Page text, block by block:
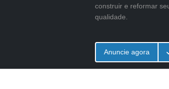
construir e reformar
qualidade.
Anuncie agora